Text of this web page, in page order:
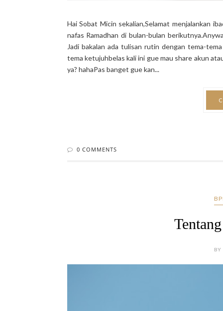
Hai Sobat Micin sekalian,Selamat menjalankan
nafas Ramadhan di bulan-bulan
Jadi bakalan ada tulisan rutin dengan tema-
tema ketujuhbelas kali ini gue mau share akun
ya? hahaPas banget gue kan...
0 COMMENTS